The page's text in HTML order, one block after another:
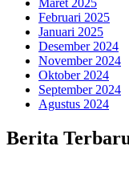
Maret 2025
Februari 2025
Januari 2025
Desember 2024
November 2024
Oktober 2024
September 2024
Agustus 2024
Berita